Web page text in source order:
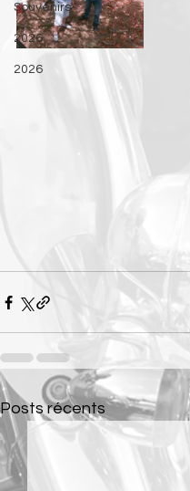
Souvenirs
2026
2026
Posts récents